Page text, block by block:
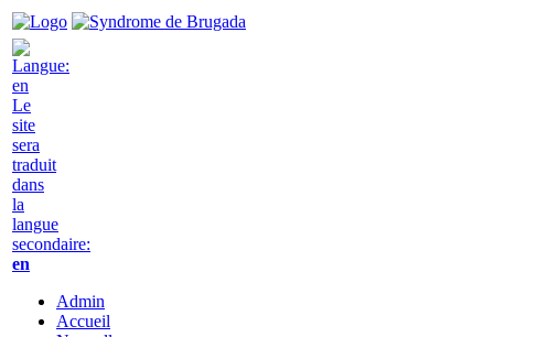
Le
site
sera
traduit
dans
la
langue
secondaire:
en
Admin
Accueil